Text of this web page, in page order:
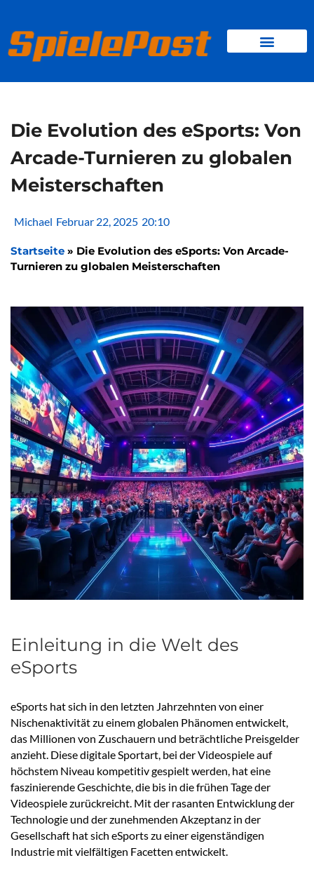
springen
Die Evolution des eSports: Von
Arcade-Turnieren zu globalen
Meisterschaften
Michael Februar 22, 2025 20:10
Startseite » Die Evolution des eSports: Von Arcade-
Turnieren zu globalen Meisterschaften
Einleitung in die Welt des
eSports
eSports hat sich in den letzten Jahrzehnten von einer
Nischenaktivität zu einem globalen Phänomen entwickelt,
das Millionen von Zuschauern und beträchtliche Preisgelder
anzieht. Diese digitale Sportart, bei der Videospiele auf
höchstem Niveau kompetitiv gespielt werden, hat eine
faszinierende Geschichte, die bis in die frühen Tage der
Videospiele zurückreicht. Mit der rasanten Entwicklung der
Technologie und der zunehmenden Akzeptanz in der
Gesellschaft hat sich eSports zu einer eigenständigen
Industrie mit vielfältigen Facetten entwickelt.